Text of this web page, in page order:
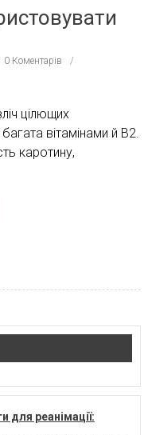
0 Коментарів
цілющих
вітамінами й В2.
каротину,
для реанімації: